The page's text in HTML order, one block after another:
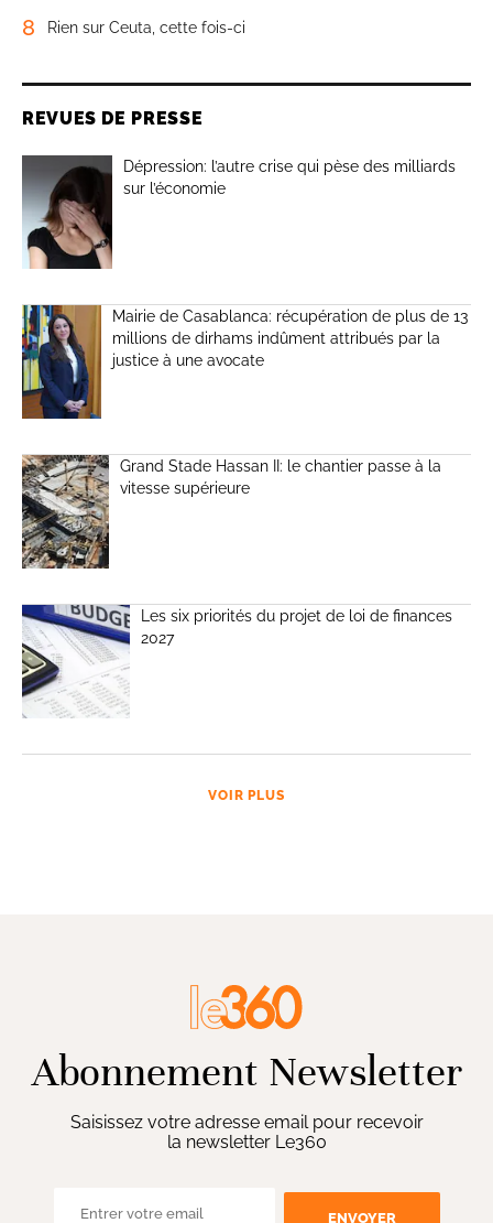
8 Rien sur Ceuta, cette fois-ci
REVUES DE PRESSE
Dépression: l’autre crise qui pèse des milliards
sur l’économie
Mairie de Casablanca: récupération de plus de 13
millions de dirhams indûment attribués par la
justice à une avocate
Grand Stade Hassan II: le chantier passe à la
vitesse supérieure
Les six priorités du projet de loi de finances
2027
VOIR PLUS
Abonnement Newsletter
Saisissez votre adresse email pour recevoir
la newsletter Le360
ENVOYER